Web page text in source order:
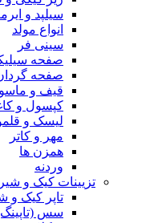
سیلپد و
انواع مولد
سینی فر
صفحه
صفحه
قیف و
کپسول و
لیسک و
مهر و کاتر
همزن ها
وردنه
تزیینات کیک و
تاپر کیک و
سس